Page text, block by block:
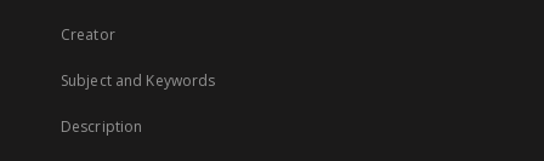
Creator
Subject and Keywords
Description